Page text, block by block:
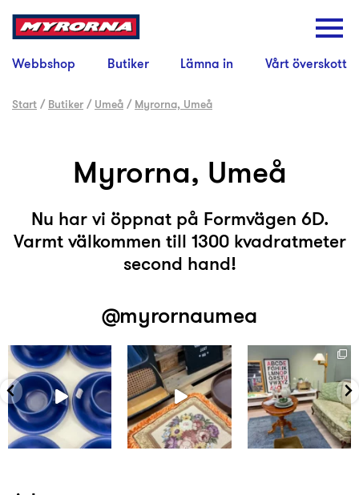
Webbshop Butiker Lämna in Vårt överskott
Start / Butiker / Umeå / Myrorna, Umeå
Myrorna, Umeå
Nu har vi öppnat på Formvägen 6D.
Varmt välkommen till 1300 kvadratmeter
second hand!
@myrornaumea